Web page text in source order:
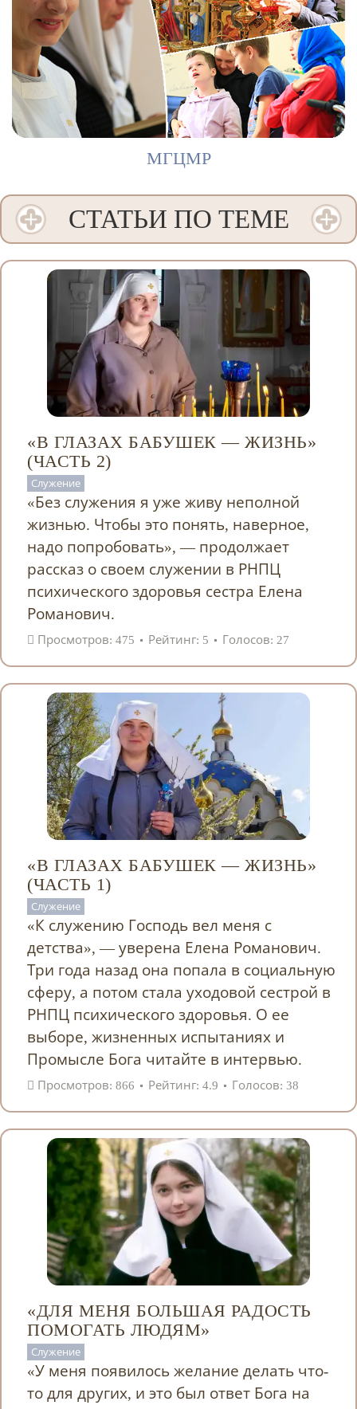
МГЦМР
СТАТЬИ ПО ТЕМЕ
«В ГЛАЗАХ БАБУШЕК — ЖИЗНЬ»
(ЧАСТЬ 2)
Служение
«Без служения я уже живу неполной
жизнью. Чтобы это понять, наверное,
надо попробовать», — продолжает
рассказ о своем служении в РНПЦ
психического здоровья сестра Елена
Романович.
Просмотров: 475 Рейтинг: 5 Голосов: 27
«В ГЛАЗАХ БАБУШЕК — ЖИЗНЬ»
(ЧАСТЬ 1)
Служение
«К служению Господь вел меня с
детства», — уверена Елена Романович.
Три года назад она попала в социальную
сферу, а потом стала уходовой сестрой в
РНПЦ психического здоровья. О ее
выборе, жизненных испытаниях и
Промысле Бога читайте в интервью.
Просмотров: 866 Рейтинг: 4.9 Голосов: 38
«ДЛЯ МЕНЯ БОЛЬШАЯ РАДОСТЬ
ПОМОГАТЬ ЛЮДЯМ»
Служение
«У меня появилось желание делать что-
то для других, и это был ответ Бога на